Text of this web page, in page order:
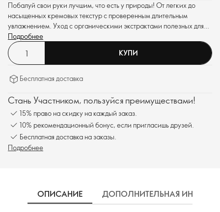
Побалуй свои руки лучшим, что есть у природы! От легких до
насыщенных кремовых текстур с проверенным длительным
увлажнением. Уход с органическими экстрактами полезных для
кожи ингредиентов и невероятными ароматами природы.
Продуманная до мелочей упаковка из переработанного пластика
позволит насладиться уходом за собой и снизить воздействие на
планету. Воспользуйся благами природы в процессе ухода за
собой!
Подробнее
КУПИ
Бесплатная доставка
Стань Участником, пользуйся преимуществами!
15% право на скидку на каждый заказ.
10% рекомендационный бонус, если пригласишь друзей.
Бесплатная доставка на заказы.
Подробнее
ОПИСАНИЕ ДОПОЛНИТЕЛЬНАЯ